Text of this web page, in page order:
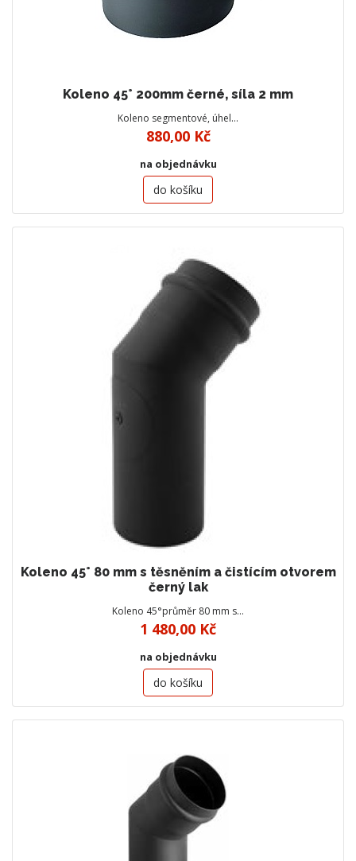
Koleno 45° 200mm černé, síla 2 mm
Koleno segmentové, úhel…
880,00 Kč
na objednávku
do košíku
Koleno 45° 80 mm s těsněním a čistícím otvorem
černý lak
Koleno 45°průměr 80 mm s…
1 480,00 Kč
na objednávku
do košíku